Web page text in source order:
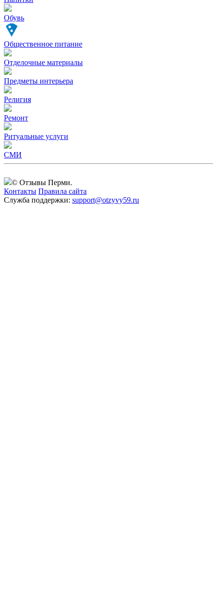
Обувь
Общественное питание
Отделочные материалы
Предметы интерьера
Религия
Ремонт
Ритуальные услуги
СМИ
© Отзывы Перми.
Контакты Правила сайта
Служба поддержки: support@otzyvy59.ru